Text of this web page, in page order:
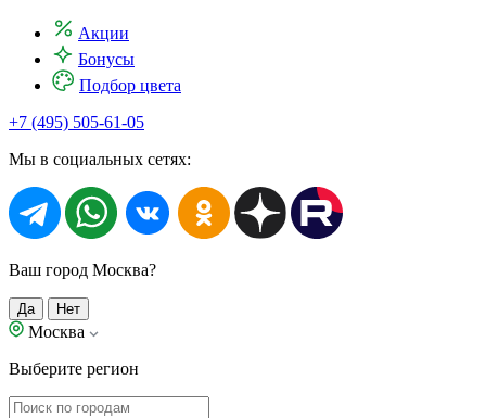
Акции
Бонусы
Подбор цвета
+7 (495) 505-61-05
Мы в социальных сетях:
Ваш город Москва?
Да Нет
Москва
Выберите регион